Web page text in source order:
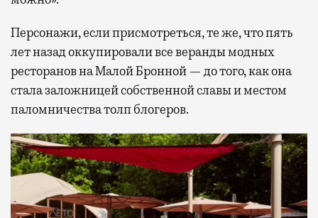
Персонажи, если присмотреться, те же, что пять
лет назад оккупировали все веранды модных
ресторанов на Малой Бронной — до того, как она
стала заложницей собственной славы и местом
паломничества толп блогеров.